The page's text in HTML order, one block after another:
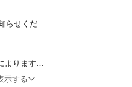
らせくだ
よりますの
示する